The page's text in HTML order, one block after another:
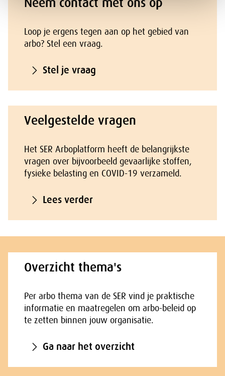
Loop je ergens tegen aan op het gebied van
arbo? Stel een vraag.
Stel je vraag
Veelgestelde vragen
Het SER Arboplatform heeft de belangrijkste
vragen over bijvoorbeeld gevaarlijke stoffen,
fysieke belasting en COVID-19 verzameld.
Lees verder
Overzicht thema's
Per arbo thema van de SER vind je praktische
informatie en maatregelen om arbo-beleid op
te zetten binnen jouw organisatie.
Ga naar het overzicht